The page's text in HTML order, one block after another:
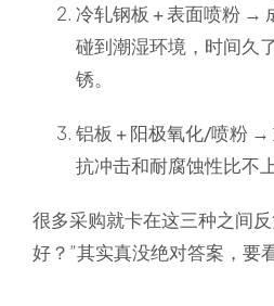
冷轧钢板 + 表面喷粉→
碰到潮湿环境，时间久
锈。
铝板 + 阳极氧化/喷粉→
抗冲击和耐腐蚀性比不
很多采购就卡在这三种之间
好？”其实真没绝对答案，要